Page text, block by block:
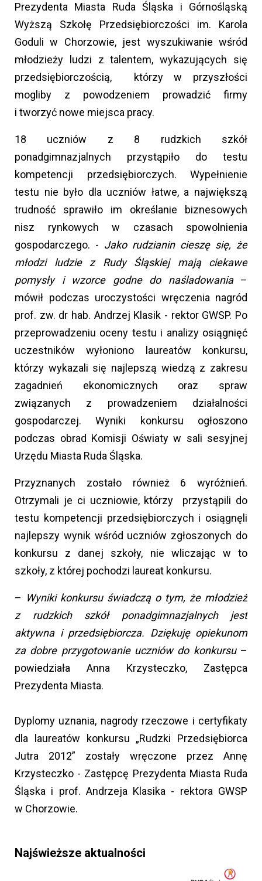
Prezydenta Miasta Ruda Śląska i Górnośląską
Wyższą Szkołę Przedsiębiorczości im. Karola
Goduli w Chorzowie, jest wyszukiwanie wśród
młodzieży ludzi z talentem, wykazujących się
przedsiębiorczością, którzy w przyszłości
mogliby z powodzeniem prowadzić firmy
i tworzyć nowe miejsca pracy.
18 uczniów z 8 rudzkich szkół
ponadgimnazjalnych przystąpiło do testu
kompetencji przedsiębiorczych. Wypełnienie
testu nie było dla uczniów łatwe, a największą
trudność sprawiło im określanie biznesowych
nisz rynkowych w czasach spowolnienia
gospodarczego. - Jako rudzianin cieszę się, że
młodzi ludzie z Rudy Śląskiej mają ciekawe
pomysły i wzorce godne do naśladowania–
mówił podczas uroczystości wręczenia nagród
prof. zw. dr hab. Andrzej Klasik - rektor GWSP. Po
przeprowadzeniu oceny testu i analizy osiągnięć
uczestników wyłoniono laureatów konkursu,
którzy wykazali się najlepszą wiedzą z zakresu
zagadnień ekonomicznych oraz spraw
związanych z prowadzeniem działalności
gospodarczej. Wyniki konkursu ogłoszono
podczas obrad Komisji Oświaty w sali sesyjnej
Urzędu Miasta Ruda Śląska.
Przyznanych zostało również 6 wyróżnień.
Otrzymali je ci uczniowie, którzy przystąpili do
testu kompetencji przedsiębiorczych i osiągnęli
najlepszy wynik wśród uczniów zgłoszonych do
konkursu z danej szkoły, nie wliczając w to
szkoły, z której pochodzi laureat konkursu.
– Wyniki konkursu świadczą o tym, że młodzież
z rudzkich szkół ponadgimnazjalnych jest
aktywna i przedsiębiorcza. Dziękuję opiekunom
za dobre przygotowanie uczniów do konkursu–
powiedziała Anna Krzysteczko, Zastępca
Prezydenta Miasta.
Dyplomy uznania, nagrody rzeczowe i certyfikaty
dla laureatów konkursu „Rudzki Przedsiębiorca
Jutra 2012” zostały wręczone przez Annę
Krzysteczko - Zastępcę Prezydenta Miasta Ruda
Śląska i prof. Andrzeja Klasika - rektora GWSP
w Chorzowie.
Najświeższe aktualności